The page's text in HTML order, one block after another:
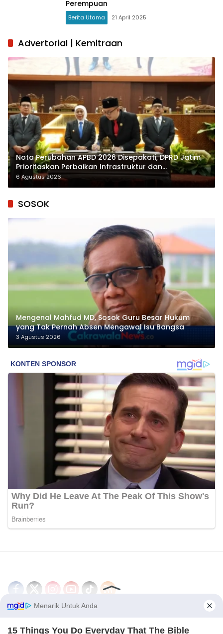
Perempuan
Berita Utama 21 April 2025
Advertorial | Kemitraan
Nota Perubahan APBD 2026 Disepakati, DPRD Jatim
Prioritaskan Perbaikan Infrastruktur dan
Penyelesaian TPG
6 Agustus 2026
SOSOK
Mengenal Mahfud MD, Sosok Guru Besar Hukum
yang Tak Pernah Absen Mengawal Isu Bangsa
3 Agustus 2026